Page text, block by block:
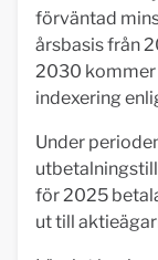
förväntad
årsbasis från
2030 kommer
indexering
Under
för 2025
ut till